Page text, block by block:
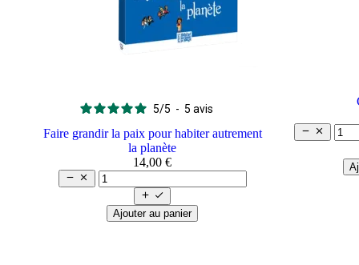
5/5 - 5avis
Faire grandir la paix pour habiter autrement
la planète
14,00 €




Ajouter au panier
 